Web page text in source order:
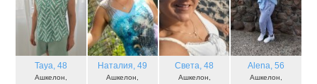
Taya, 48
Ашкелон,
Наталия, 49
Ашкелон,
Света, 48
Ашкелон,
Alena, 56
Ашкелон,